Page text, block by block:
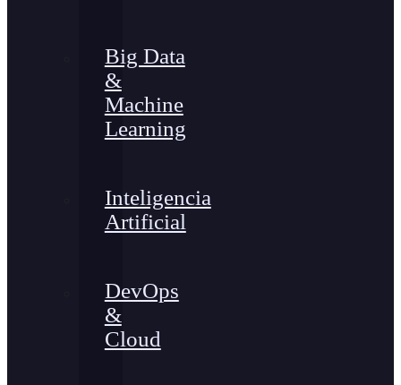
Big Data
&
Machine
Learning
Inteligencia
Artificial
DevOps
&
Cloud